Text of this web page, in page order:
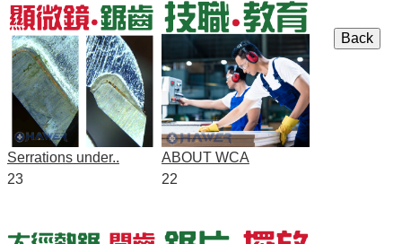
Serrations under..
23
ABOUT WCA
22